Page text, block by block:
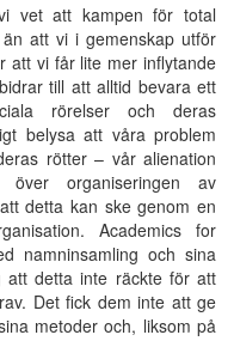
vet att kampen för total
att vi i gemenskap utför
att vi får lite mer inflytande
till att alltid bevara ett
rörelser och deras
belysa att våra problem
rötter – vår alienation
över organiseringen av
detta kan ske genom en
Academics for
namninsamling och sina
att detta inte räckte för att
Det fick dem inte att ge
metoder och, liksom på